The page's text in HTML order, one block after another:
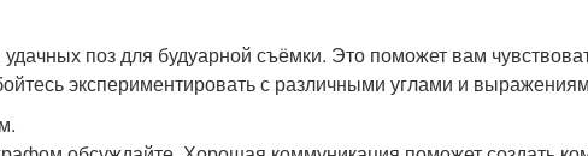
поз для будуарной съёмки. Это поможет вам
экспериментировать с различными углами и